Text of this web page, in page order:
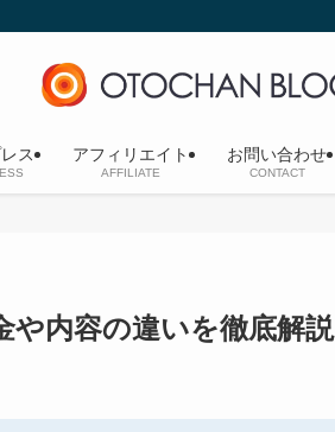
ス アフィリエイト
AFFILIATE
お問い合わせ
CONTACT
内容の違いを徹底解説